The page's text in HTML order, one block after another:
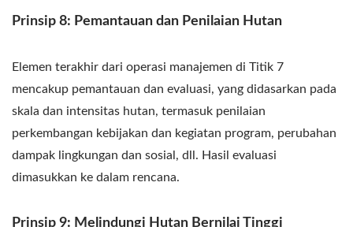
Prinsip 8: Pemantauan dan Penilaian Hutan
Elemen terakhir dari operasi manajemen di Titik 7
mencakup pemantauan dan evaluasi, yang didasarkan pada
skala dan intensitas hutan, termasuk penilaian
perkembangan kebijakan dan kegiatan program, perubahan
dampak lingkungan dan sosial, dll. Hasil evaluasi
dimasukkan ke dalam rencana.
Prinsip 9: Melindungi Hutan Bernilai Tinggi